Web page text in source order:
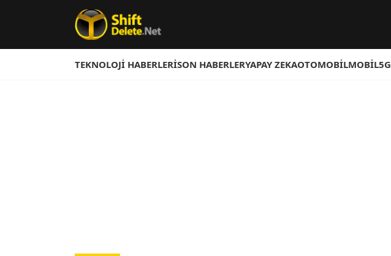
TEKNOLOJI HABERLERISON HABERLERYAPAY ZEKAOTOMOBILMOBIL5G